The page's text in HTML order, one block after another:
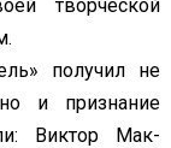
творческой
получил не
и признание
Виктор Мак-